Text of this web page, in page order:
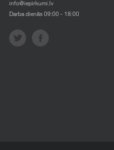
info@iepirkumi.lv
Darba dienās 09:00 - 18:00